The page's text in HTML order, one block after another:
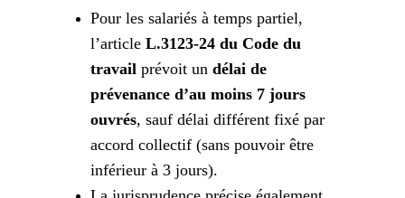
Pour les salariés à temps partiel,
l’article L.3123-24 du Code du
travail prévoit un délai de
prévenance d’au moins 7 jours
ouvrés, sauf délai différent fixé par
accord collectif (sans pouvoir être
inférieur à 3 jours).